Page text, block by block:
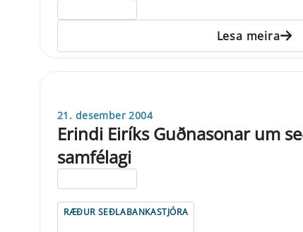
Lesa meira
21. desember 2004
Erindi Eiríks Guðnasonar um
samfélagi
RÆÐUR SEÐLABANKASTJÓRA